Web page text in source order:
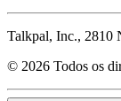
Talkpal, Inc., 2810
© 2026 Todos os